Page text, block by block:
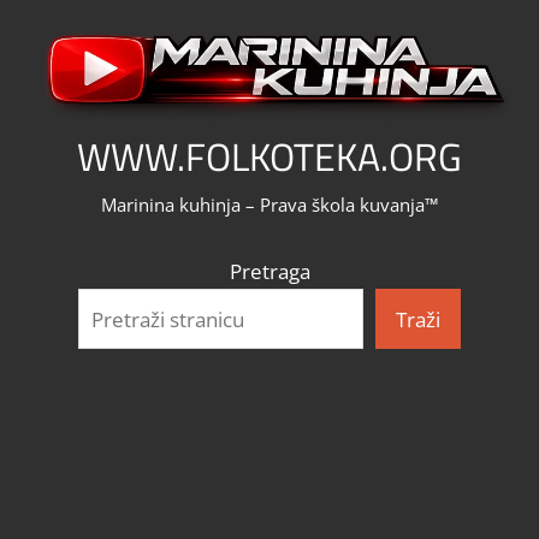
content
WWW.FOLKOTEKA.ORG
Marinina kuhinja – Prava škola kuvanja™
Pretraga
Traži